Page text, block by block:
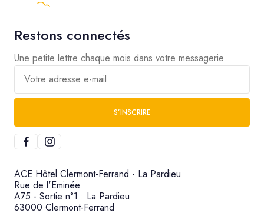
Restons connectés
Une petite lettre chaque mois dans votre messagerie
Votre adresse e-mail
S’INSCRIRE
ACE Hôtel Clermont-Ferrand - La Pardieu
Rue de l'Eminée
A75 - Sortie n°1 : La Pardieu
63000 Clermont-Ferrand